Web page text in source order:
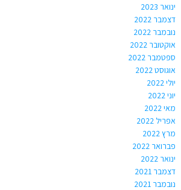
ינואר 2023
דצמבר 2022
נובמבר 2022
אוקטובר 2022
ספטמבר 2022
אוגוסט 2022
יולי 2022
יוני 2022
מאי 2022
אפריל 2022
מרץ 2022
פברואר 2022
ינואר 2022
דצמבר 2021
נובמבר 2021